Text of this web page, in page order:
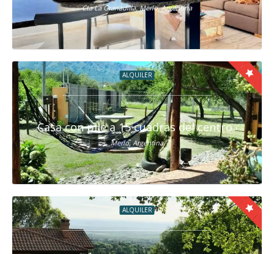
Cta La Granadilla, Merlo, Argentina
ALQUILER
Casa con pile a 15 cuadras del centro de
Merlo, Argentina
ALQUILER